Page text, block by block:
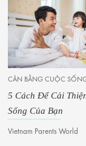
VƯỢT QUA THÁCH THỨC
5 Dấu Hiệu Mối
Rạn Nứt
Vietnam Parents World